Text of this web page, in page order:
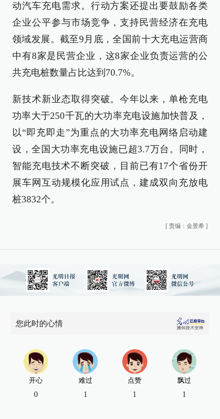
动汽车充电需求。行动方案还提出要鼓励各类
企业公平参与市场竞争，支持民营经济在充电
领域发展。截至9月底，全国前十大充电运营商
中有8家是民营企业，这8家企业负责运营的公
共充电桩数量占比达到70.7%。
新技术新业态取得突破。今年以来，单枪充电
功率大于250千瓦的大功率充电设施加快普及，
以“即充即走”为重点的大功率充电网络启动建
设，全国大功率充电设施已超3.7万台。同时，
智能充电技术不断突破，目前已有17个省份开
展车网互动规模化应用试点，建成双向充放电
桩3832个。
[ 责编：金昱希 ]
您此时的心情
开心
0
难过
1
点赞
1
飘过
1